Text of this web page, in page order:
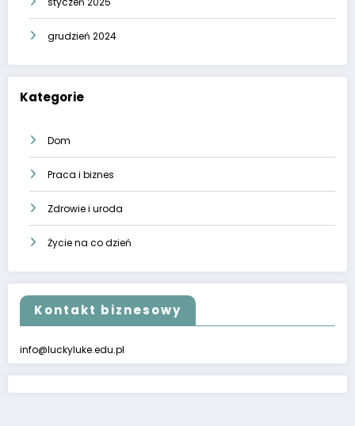
grudzień 2024
Kategorie
Dom
Praca i biznes
Zdrowie i uroda
Życie na co dzień
Kontakt biznesowy
info@luckyluke.edu.pl